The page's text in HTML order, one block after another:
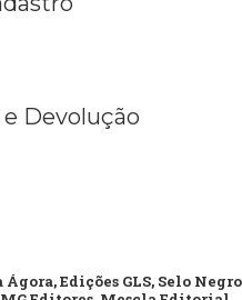
Devolução
Edições GLS, Selo Negro